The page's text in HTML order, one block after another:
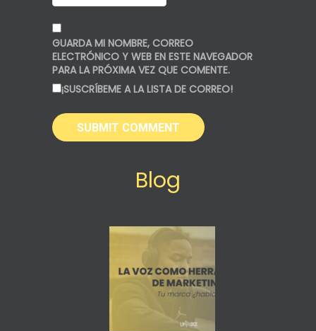
GUARDA MI NOMBRE, CORREO
ELECTRÓNICO Y WEB EN ESTE NAVEGADOR
PARA LA PRÓXIMA VEZ QUE COMENTE.
¡SUSCRÍBEME A LA LISTA DE CORREO!
Blog